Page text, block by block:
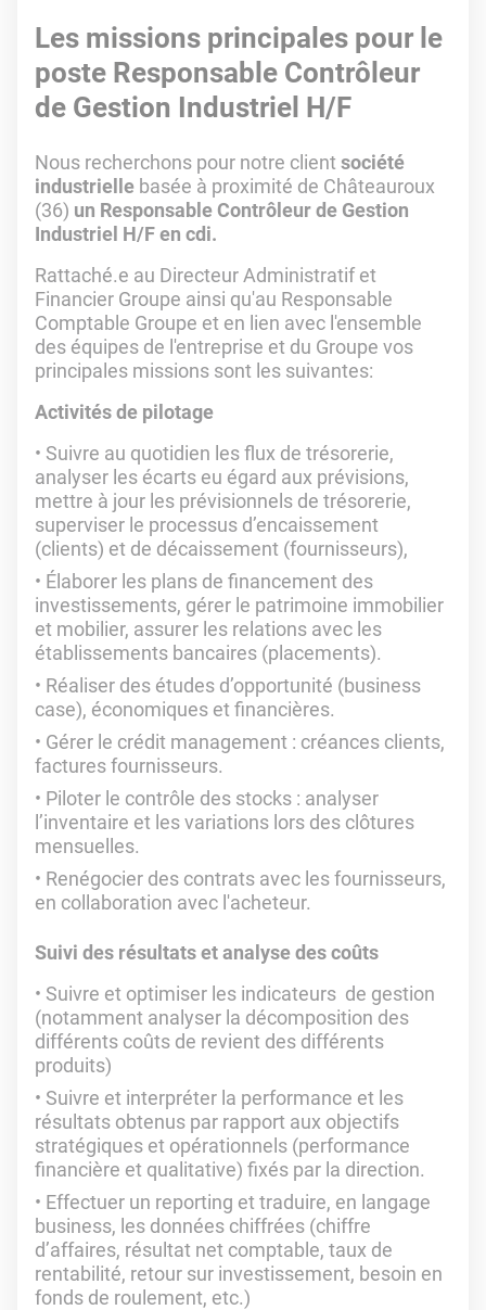
Les missions principales pour le
poste Responsable Contrôleur
de Gestion Industriel H/F
Nous recherchons pour notre client société
industrielle basée à proximité de Châteauroux
(36) un Responsable Contrôleur de Gestion
Industriel H/F en cdi.
Rattaché.e au Directeur Administratif et
Financier Groupe ainsi qu'au Responsable
Comptable Groupe et en lien avec l'ensemble
des équipes de l'entreprise et du Groupe vos
principales missions sont les suivantes:
Activités de pilotage
Suivre au quotidien les flux de trésorerie,
analyser les écarts eu égard aux prévisions,
mettre à jour les prévisionnels de trésorerie,
superviser le processus d’encaissement
(clients) et de décaissement (fournisseurs),
Élaborer les plans de financement des
investissements, gérer le patrimoine immobilier
et mobilier, assurer les relations avec les
établissements bancaires (placements).
Réaliser des études d’opportunité (business
case), économiques et financières.
Gérer le crédit management : créances clients,
factures fournisseurs.
Piloter le contrôle des stocks : analyser
l’inventaire et les variations lors des clôtures
mensuelles.
Renégocier des contrats avec les fournisseurs,
en collaboration avec l'acheteur.
Suivi des résultats et analyse des coûts
Suivre et optimiser les indicateurs de gestion
(notamment analyser la décomposition des
différents coûts de revient des différents
produits)
Suivre et interpréter la performance et les
résultats obtenus par rapport aux objectifs
stratégiques et opérationnels (performance
financière et qualitative) fixés par la direction.
Effectuer un reporting et traduire, en langage
business, les données chiffrées (chiffre
d’affaires, résultat net comptable, taux de
rentabilité, retour sur investissement, besoin en
fonds de roulement, etc.)